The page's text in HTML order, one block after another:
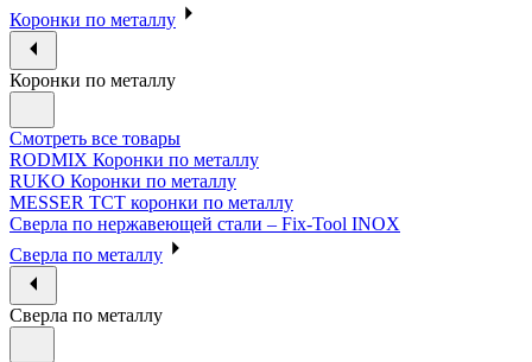
Коронки по металлу
Коронки по металлу
Смотреть все товары
RODMIX Коронки по металлу
RUKO Коронки по металлу
MESSER ТСТ коронки по металлу
Сверла по нержавеющей стали – Fix-Tool INOX
Сверла по металлу
Сверла по металлу